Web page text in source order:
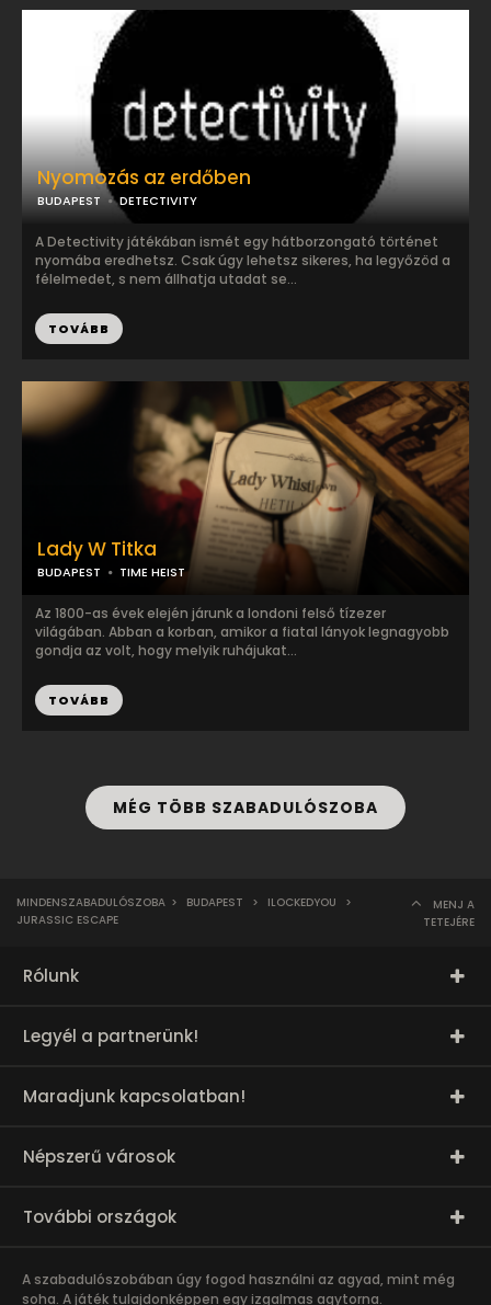
Nyomozás az erdőben
BUDAPEST DETECTIVITY
A Detectivity játékában ismét egy hátborzongató történet
nyomába eredhetsz. Csak úgy lehetsz sikeres, ha legyőzöd a
félelmedet, s nem állhatja utadat se...
TOVÁBB
Lady W Titka
BUDAPEST TIME HEIST
Az 1800-as évek elején járunk a londoni felső tízezer
világában. Abban a korban, amikor a fiatal lányok legnagyobb
gondja az volt, hogy melyik ruhájukat...
TOVÁBB
MÉG TÖBB SZABADULÓSZOBA
MINDENSZABADULÓSZOBA > BUDAPEST > ILOCKEDYOU
>
JURASSIC ESCAPE
MENJ A
TETEJÉRE
Rólunk
Legyél a partnerünk!
Maradjunk kapcsolatban!
Népszerű városok
További országok
A szabadulószobában úgy fogod használni az agyad, mint még
soha. A játék tulajdonképpen egy izgalmas agytorna.